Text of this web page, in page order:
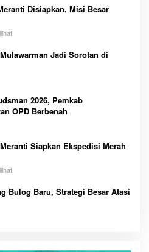
Disiapkan, Misi Besar
Jadi Sorotan di
2026, Pemkab
OPD Berbenah
Siapkan Ekspedisi Merah
Bulog Baru, Strategi Besar Atasi